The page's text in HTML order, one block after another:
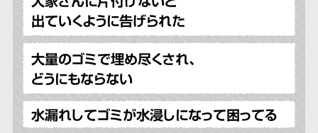
出ていくように告げられた
大量のゴミで埋め尽くされ、
どうにもならない
水漏れしてゴミが水浸しになって困ってる